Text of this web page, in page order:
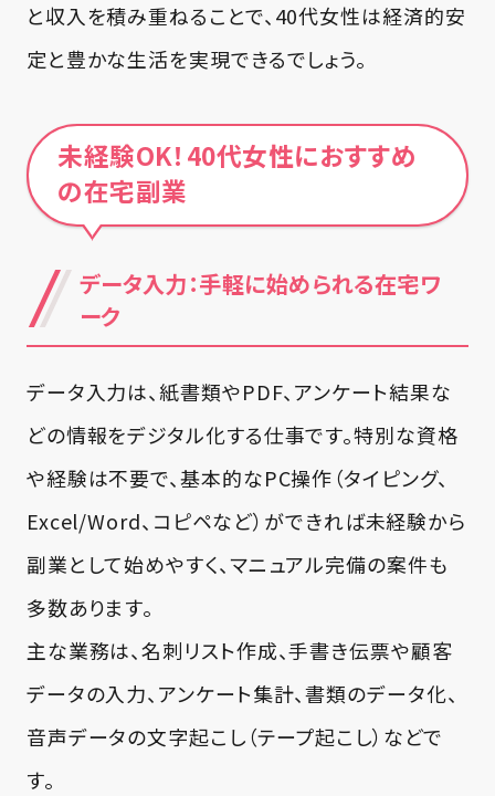
と収入を積み重ねることで、40代女性は経済的安
定と豊かな生活を実現できるでしょう。
未経験OK！40代女性におすすめ
の在宅副業
データ入力：手軽に始められる在宅ワ
ーク
データ入力は、紙書類やPDF、アンケート結果な
どの情報をデジタル化する仕事です。特別な資格
や経験は不要で、基本的なPC操作（タイピング、
Excel/Word、コピペなど）ができれば未経験から
副業として始めやすく、マニュアル完備の案件も
多数あります。
主な業務は、名刺リスト作成、手書き伝票や顧客
データの入力、アンケート集計、書類のデータ化、
音声データの文字起こし（テープ起こし）などで
す。